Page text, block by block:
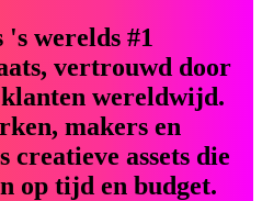
's werelds #1
vertrouwd door
wereldwijd.
makers en
assets die
op tijd en budget.